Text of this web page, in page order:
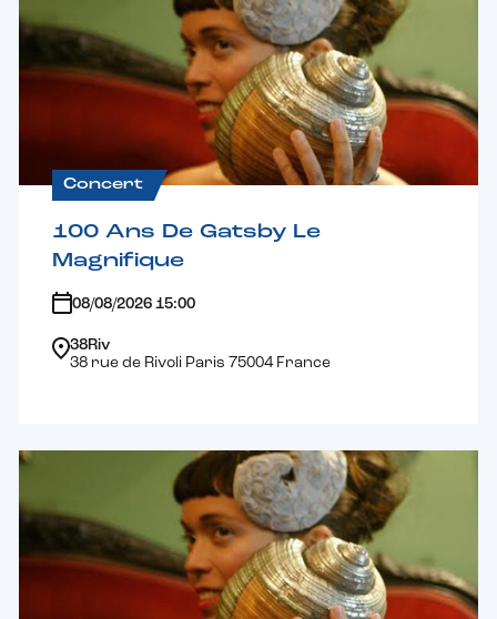
Concert
100 Ans De Gatsby Le
Magnifique
08/08/2026 15:00
38Riv
38 rue de Rivoli Paris 75004 France